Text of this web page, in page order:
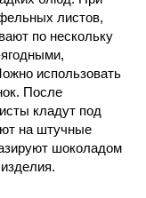
листов,
по нескольку
использовать
После
кладут под
на штучные
шоколадом